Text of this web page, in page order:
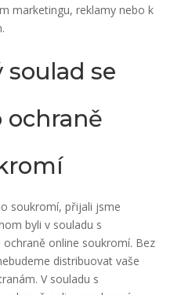
marketingu, reklamy nebo k
soulad se
ochraně
soukromí, přijali jsme
byli v souladu s
online soukromí. Bez
distribuovat vaše
V souladu s